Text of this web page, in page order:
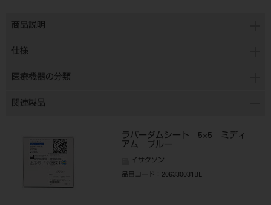
商品説明
仕様
医療機器の分類
関連製品
ラバーダムシート 5×5 ミディ
アム ブルー
イサクソン
品目コード ：206330031BL